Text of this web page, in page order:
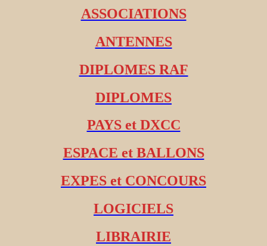
ASSOCIATIONS
ANTENNES
DIPLOMES RAF
DIPLOMES
PAYS et DXCC
ESPACE et BALLONS
EXPES et CONCOURS
LOGICIELS
LIBRAIRIE